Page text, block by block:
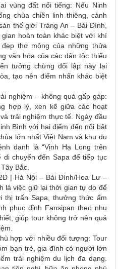
vùng đất nổi tiếng: Nếu Ninh
chùa chiền linh thiêng, cảnh
thế giới Tràng An – Bái Đính,
hoàn toàn khác biệt với khí
thơ mộng của những thửa
văn hóa của các dân tộc thiểu
tưởng chừng đối lập này lại
tạo nên điểm nhấn khác biệt
nghiệm – không quá gấp gáp:
hợp lý, xen kẽ giữa các hoạt
trải nghiệm thực tế. Ngày đầu
Bình với hai điểm đến nổi bật
lớn nhất Việt Nam và khu du
danh là “Vịnh Hạ Long trên
di chuyển đến Sapa để tiếp tục
Bắc.
| Hà Nội – Bái Đính/Hoa Lư –
là việc giữ lại thời gian tự do để
thị trấn Sapa, thưởng thức ẩm
phục đỉnh Fansipan theo nhu
giúp tour không trở nên quá
hợp với nhiều đối tượng: Tour
bạn trẻ, gia đình có người lớn
trải nghiệm du lịch đa dạng.